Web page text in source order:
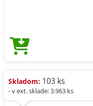
Skladom: 103 ks
- v ext. sklade: 3.963 ks